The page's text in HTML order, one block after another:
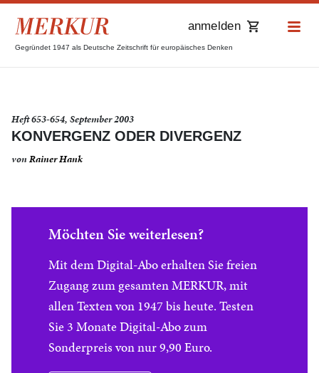
Gegründet 1947 als Deutsche Zeitschrift für europäisches Denken
anmelden
Heft 653-654, September 2003
KONVERGENZ ODER DIVERGENZ
vonRainer Hank
Möchten Sie weiterlesen?
Mit dem Digital-Abo erhalten Sie freien
Zugang zum gesamten MERKUR, mit
allen Texten von 1947 bis heute. Testen
Sie 3 Monate Digital-Abo zum
Sonderpreis von nur 9,90 Euro.